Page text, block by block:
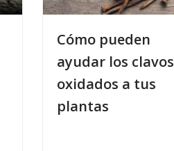
Cómo pueden
ayudar los clavos
oxidados a tus
plantas